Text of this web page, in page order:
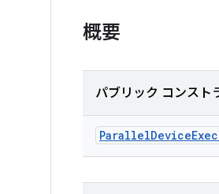
概要
パブリック コンスト
ParallelDevice